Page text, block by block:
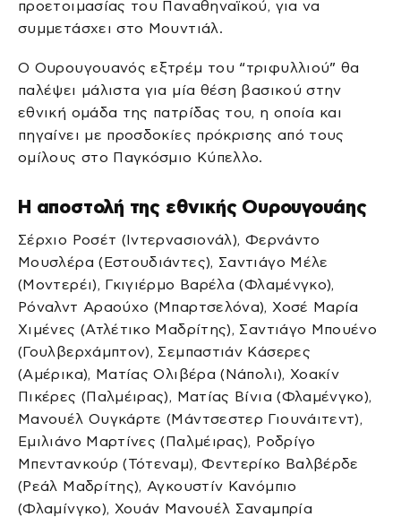
προετοιμασίας του Παναθηναϊκού, για να
συμμετάσχει στο Μουντιάλ.
Ο Ουρουγουανός εξτρέμ του “τριφυλλιού” θα
παλέψει μάλιστα για μία θέση βασικού στην
εθνική ομάδα της πατρίδας του, η οποία και
πηγαίνει με προσδοκίες πρόκρισης από τους
ομίλους στο Παγκόσμιο Κύπελλο.
Η αποστολή της εθνικής Ουρουγουάης
Σέρχιο Ροσέτ (Ιντερνασιονάλ), Φερνάντο
Μουσλέρα (Εστουδιάντες), Σαντιάγο Μέλε
(Μοντερέι), Γκιγιέρμο Βαρέλα (Φλαμένγκο),
Ρόναλντ Αραούχο (Μπαρτσελόνα), Χοσέ Μαρία
Χιμένες (Ατλέτικο Μαδρίτης), Σαντιάγο Μπουένο
(Γουλβερχάμπτον), Σεμπαστιάν Κάσερες
(Αμέρικα), Ματίας Ολιβέρα (Νάπολι), Χοακίν
Πικέρες (Παλμέιρας), Ματίας Βίνια (Φλαμένγκο),
Μανουέλ Ουγκάρτε (Μάντσεστερ Γιουνάιτεντ),
Εμιλιάνο Μαρτίνες (Παλμέιρας), Ροδρίγο
Μπεντανκούρ (Τότεναμ), Φεντερίκο Βαλβέρδε
(Ρεάλ Μαδρίτης), Αγκουστίν Κανόμπιο
(Φλαμίνγκο), Χουάν Μανουέλ Σαναμπρία